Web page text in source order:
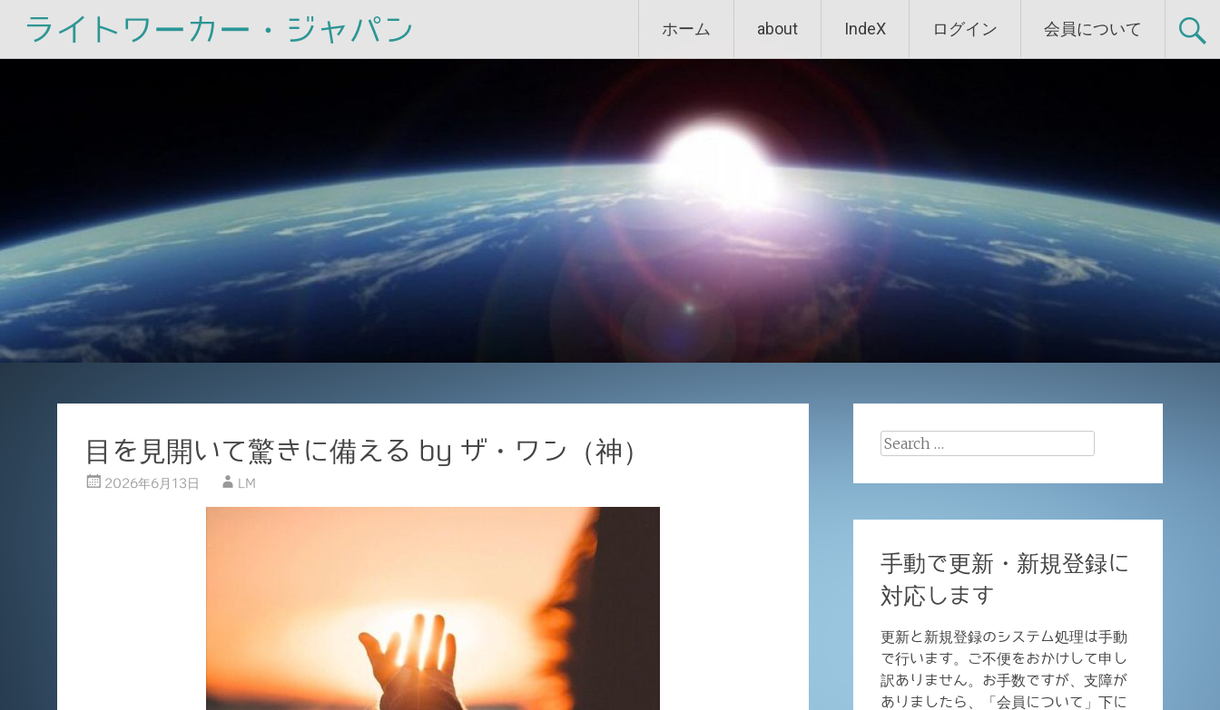
ライトワーカー・ジャパン
to
ホーム about IndeX ログイン 会員について
目を見開いて驚きに備える by ザ・ワン（神）
2026年6月13日 LM
Search
手動で更新・新規登録に
対応します
更新と新規登録のシステム処理は手動
で行います。ご不便をおかけして申し
訳ありません。お手数ですが、支障が
ありましたら、「会員について」下に